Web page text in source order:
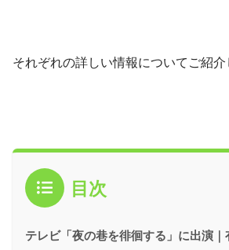
それぞれの詳しい情報についてご紹介
目次
テレビ「夜の巷を徘徊する」に出演｜